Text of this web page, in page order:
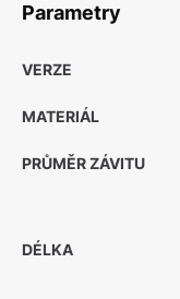
Parametry
VERZE
MATERIÁL
PRŮMĚR ZÁVITU
DÉLKA